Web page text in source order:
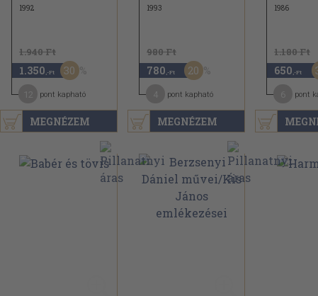
MEGNÉZEM
1992
1.940 Ft
1.350 ,-Ft 30
pont kapható
MEGNÉZEM
1993
980 Ft
780 ,-Ft 20
pont kapható
1986
1.180 Ft
650 ,-Ft
pont